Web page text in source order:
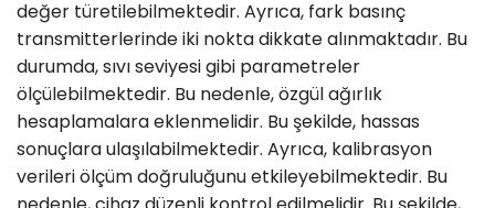
değer türetilebilmektedir. Ayrıca, fark basınç
transmitterlerinde iki nokta dikkate alınmaktadır. Bu
durumda, sıvı seviyesi gibi parametreler
ölçülebilmektedir. Bu nedenle, özgül ağırlık
hesaplamalara eklenmelidir. Bu şekilde, hassas
sonuçlara ulaşılabilmektedir. Ayrıca, kalibrasyon
verileri ölçüm doğruluğunu etkileyebilmektedir. Bu